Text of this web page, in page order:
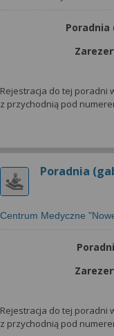
Poradnia
Rejestracja do tej poradni
z przychodnią pod
Poradnia
Centrum Medyczne
Rejestracja do tej poradni
z przychodnią pod